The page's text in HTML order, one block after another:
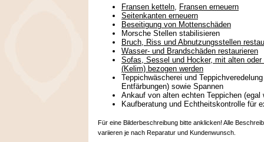
Fransen ketteln, Fransen erneuern
Seitenkanten erneuern
Beseitigung von Mottenschäden
Morsche Stellen stabilisieren
Bruch, Riss und Abnutzungsstellen
Wasser- und Brandschäden restaurieren
Sofas, Sessel und Hocker, mit alten
(Kelim) bezogen werden
Teppichwäscherei und
Entfärbungen) sowie Spannen
Ankauf von alten echten Teppichen (egal
Kaufberatung und Echtheitskontrolle für
Für eine Bilderbeschreibung bitte anklicken! Alle
variieren je nach Reparatur und Kundenwunsch.